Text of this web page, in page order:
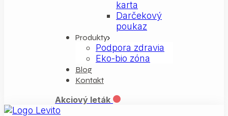
karta
Darčekový
poukaz
Produkty
Podpora zdravia
Eko-bio zóna
Blog
Kontakt
Akciový leták